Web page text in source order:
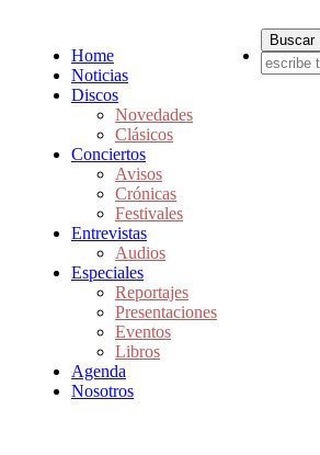
Home
Noticias
Discos
Novedades
Clásicos
Conciertos
Avisos
Crónicas
Festivales
Entrevistas
Audios
Especiales
Reportajes
Presentaciones
Eventos
Libros
Agenda
Nosotros